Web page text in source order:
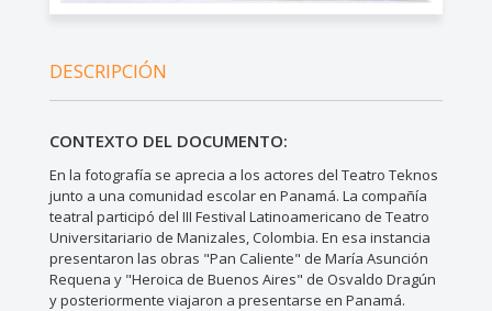
DESCRIPCIÓN
CONTEXTO DEL DOCUMENTO:
En la fotografía se aprecia a los actores del Teatro Teknos
junto a una comunidad escolar en Panamá. La compañía
teatral participó del III Festival Latinoamericano de Teatro
Universitariario de Manizales, Colombia. En esa instancia
presentaron las obras "Pan Caliente" de María Asunción
Requena y "Heroica de Buenos Aires" de Osvaldo Dragún
y posteriormente viajaron a presentarse en Panamá.